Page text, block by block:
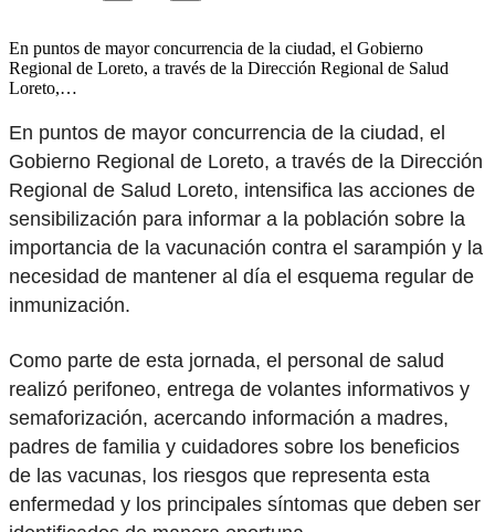
En puntos de mayor concurrencia de la ciudad, el Gobierno
Regional de Loreto, a través de la Dirección Regional de Salud
Loreto,…
En puntos de mayor concurrencia de la ciudad, el
Gobierno Regional de Loreto, a través de la Dirección
Regional de Salud Loreto, intensifica las acciones de
sensibilización para informar a la población sobre la
importancia de la vacunación contra el sarampión y la
necesidad de mantener al día el esquema regular de
inmunización.
Como parte de esta jornada, el personal de salud
realizó perifoneo, entrega de volantes informativos y
semaforización, acercando información a madres,
padres de familia y cuidadores sobre los beneficios
de las vacunas, los riesgos que representa esta
enfermedad y los principales síntomas que deben ser